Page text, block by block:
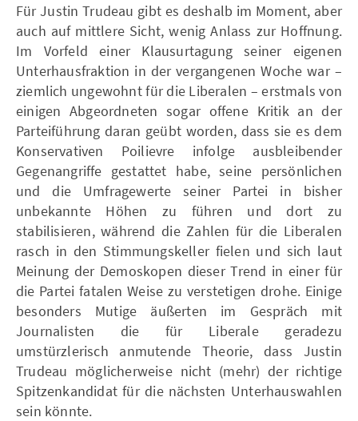
Für Justin Trudeau gibt es deshalb im Moment, aber
auch auf mittlere Sicht, wenig Anlass zur Hoffnung.
Im Vorfeld einer Klausurtagung seiner eigenen
Unterhausfraktion in der vergangenen Woche war –
ziemlich ungewohnt für die Liberalen – erstmals von
einigen Abgeordneten sogar offene Kritik an der
Parteiführung daran geübt worden, dass sie es dem
Konservativen Poilievre infolge ausbleibender
Gegenangriffe gestattet habe, seine persönlichen
und die Umfragewerte seiner Partei in bisher
unbekannte Höhen zu führen und dort zu
stabilisieren, während die Zahlen für die Liberalen
rasch in den Stimmungskeller fielen und sich laut
Meinung der Demoskopen dieser Trend in einer für
die Partei fatalen Weise zu verstetigen drohe. Einige
besonders Mutige äußerten im Gespräch mit
Journalisten die für Liberale geradezu
umstürzlerisch anmutende Theorie, dass Justin
Trudeau möglicherweise nicht (mehr) der richtige
Spitzenkandidat für die nächsten Unterhauswahlen
sein könnte.